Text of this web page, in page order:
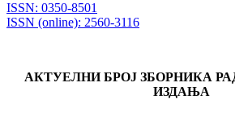
ISSN: 0350-8501
ISSN (online): 2560-3116
АКТУЕЛНИ БРОЈ ЗБОРНИКА
ИЗДАЊА